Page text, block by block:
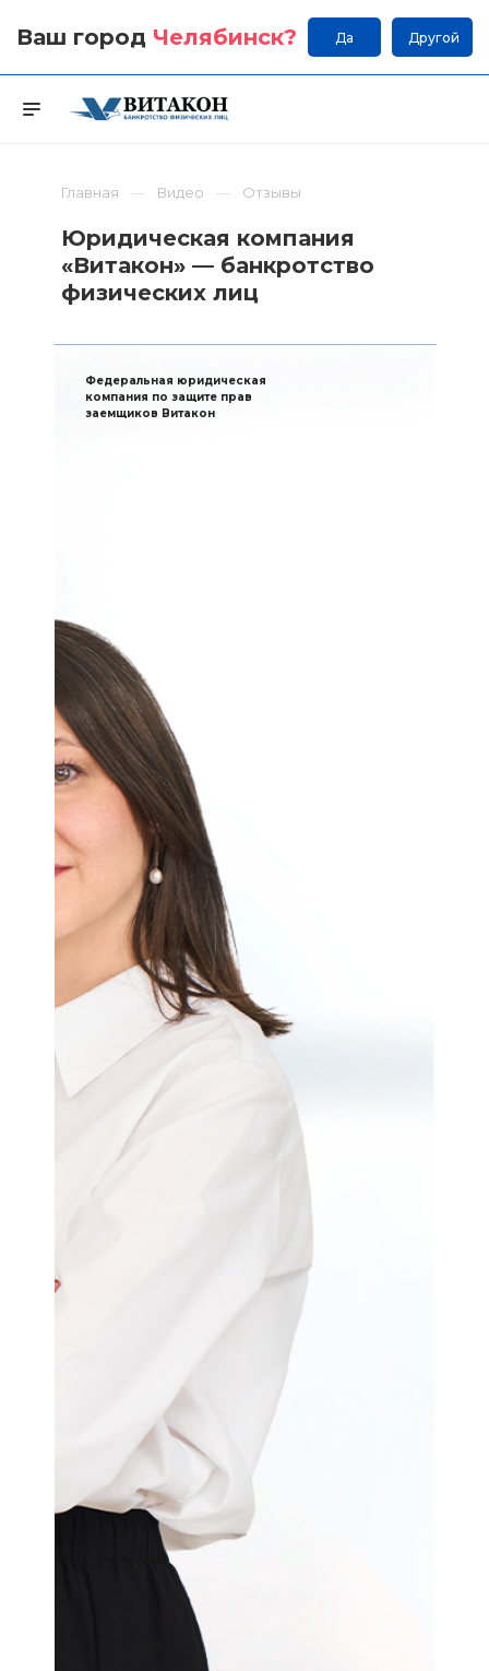
Ваш город Челябинск? Да Другой
Главная Видео Отзывы
Юридическая компания
«Витакон» — банкротство
физических лиц
Федеральная юридическая
компания по защите прав
заемщиков Витакон